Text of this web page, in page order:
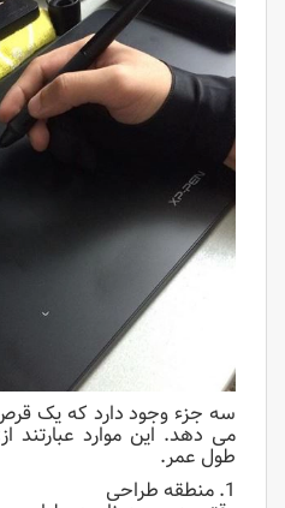
سه جزء وجود دارد که یک
می دهد. این موارد
طول عمر.
1. منطقه طراحی